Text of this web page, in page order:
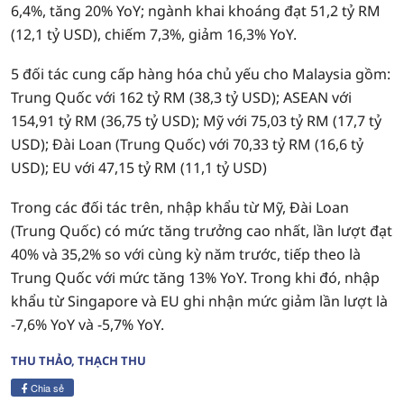
6,4%, tăng 20% YoY; ngành khai khoáng đạt 51,2 tỷ RM
(12,1 tỷ USD), chiếm 7,3%, giảm 16,3% YoY.
5 đối tác cung cấp hàng hóa chủ yếu cho Malaysia gồm:
Trung Quốc với 162 tỷ RM (38,3 tỷ USD); ASEAN với
154,91 tỷ RM (36,75 tỷ USD); Mỹ với 75,03 tỷ RM (17,7 tỷ
USD); Đài Loan (Trung Quốc) với 70,33 tỷ RM (16,6 tỷ
USD); EU với 47,15 tỷ RM (11,1 tỷ USD)
Trong các đối tác trên, nhập khẩu từ Mỹ, Đài Loan
(Trung Quốc) có mức tăng trưởng cao nhất, lần lượt đạt
40% và 35,2% so với cùng kỳ năm trước, tiếp theo là
Trung Quốc với mức tăng 13% YoY. Trong khi đó, nhập
khẩu từ Singapore và EU ghi nhận mức giảm lần lượt là
-7,6% YoY và -5,7% YoY.
THU THẢO, THẠCH THU
Chia sẻ